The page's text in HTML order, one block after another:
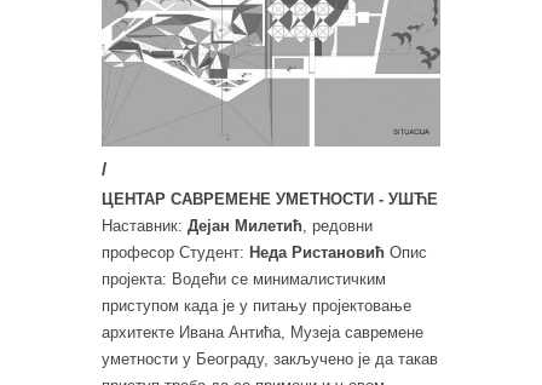
/
ЦЕНТАР САВРЕМЕНЕ УМЕТНОСТИ - УШЋЕ
Наставник: Дејан Милетић, редовни
професор Студент: Неда Ристановић Опис
пројекта: Водећи се минималистичким
приступом када је у питању пројектовање
архитекте Ивана Антића, Музеја савремене
уметности у Београду, закључено је да такав